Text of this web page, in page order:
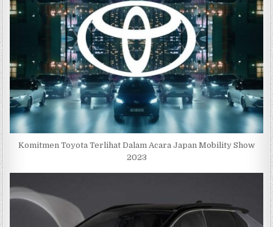
Komitmen Toyota Terlihat Dalam Acara Japan Mobility Show
2023